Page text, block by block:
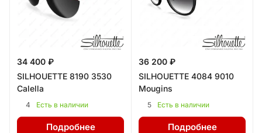
34 400 ₽
SILHOUETTE 8190 3530
Calella
4 Есть в наличии
Подробнее
36 200 ₽
SILHOUETTE 4084 9010
Mougins
5 Есть в наличии
Подробнее